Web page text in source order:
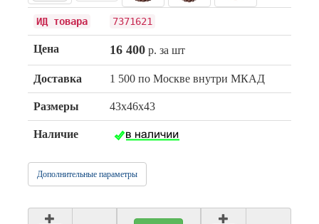
ИД товара 7371621
Цена 16 400р. за шт
Доставка 1 500 по Москве внутри МКАД
Размеры 43х46х43
Наличие
Дополнительные параметры